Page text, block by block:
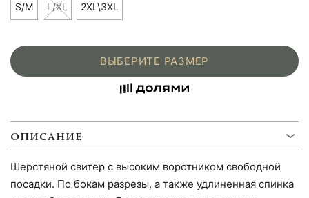
S/M L/XL 2XL\3XL
ВЫБЕРИТЕ РАЗМЕР
ОПИСАНИЕ
Шерстяной свитер с высоким воротником свободной
посадки. По бокам разрезы, а также удлиненная спинка